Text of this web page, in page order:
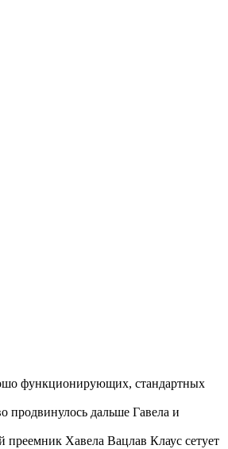
функционирующих, стандартных
продвинулось дальше Гавела и
преемник Хавела Вацлав Клаус сетует